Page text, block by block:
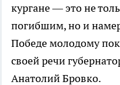
кургане — это не
погибшим, но и
Победе молодому
своей речи
Анатолий Бровко.